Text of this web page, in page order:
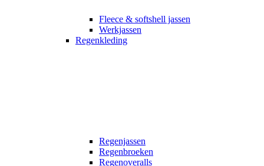
Fleece & softshell jassen
Werkjassen
Regenkleding
Regenjassen
Regenbroeken
Regenoveralls